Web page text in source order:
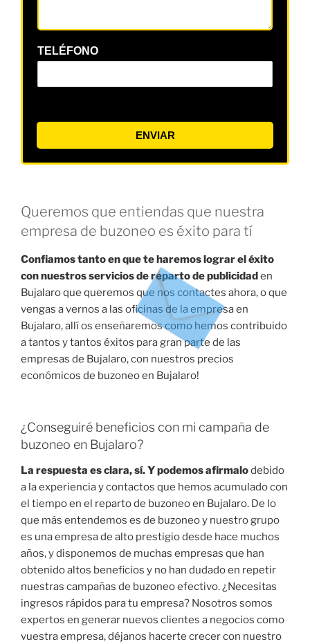
TELÉFONO
ENVIAR
Queremos que entiendas que nuestra
empresa de buzoneo es éxito para tí
Confiamos tanto en que te haremos lograr el éxito
con nuestros servicios de reparto de publicidaden
Bujalaro que queremos que nos contactes ahora, o que
vengas a vernos a las oficinas de la empresa en
Bujalaro, allí os enseñaremos como hemos contribuido
a tantos y tantos éxitos para gran parte de las
empresas de Bujalaro, con nuestros precios
económicos de buzoneo en Bujalaro!
¿Conseguiré beneficios con mi campaña de
buzoneo en Bujalaro?
La respuesta es clara, sí. Y podemos afirmalodebido
a la experiencia y contactos que hemos acumulado con
el tiempo en el reparto de buzoneo en Bujalaro. De lo
que más entendemos es de buzoneo y nuestro grupo
es una empresa de alto prestigio desde hace muchos
años, y disponemos de muchas empresas que han
obtenido altos beneficios y no han dudado en repetir
nuestras campañas de buzoneo efectivo. ¿Necesitas
ingresos rápidos para tu empresa? Nosotros somos
expertos en generar nuevos clientes a negocios como
vuestra empresa, déjanos hacerte crecer con nuestro